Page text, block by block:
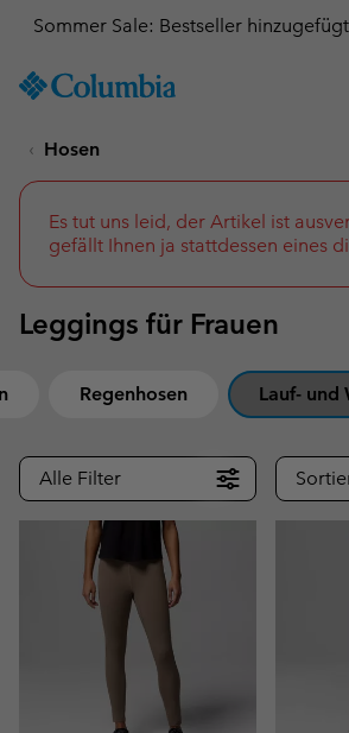
TO
SKIP
NAV
SKIP
TO
SEARCH
Sommer Sale: Bestseller
Hosen
Es tut uns leid, der Artikel ist
gefällt Ihnen ja stattdessen eines
Leggings für Frauen
Regenhosen Lauf- und
Alle Filter